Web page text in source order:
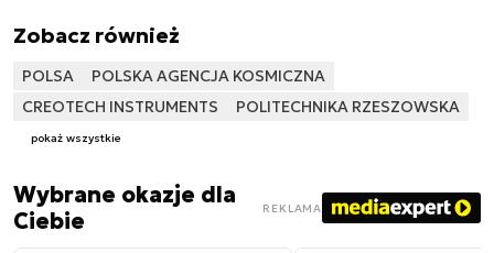
Zobacz również
POLSA
POLSKA AGENCJA KOSMICZNA
CREOTECH INSTRUMENTS
POLITECHNIKA RZESZOWSKA
pokaż wszystkie
Wybrane okazje dla
Ciebie
REKLAMA